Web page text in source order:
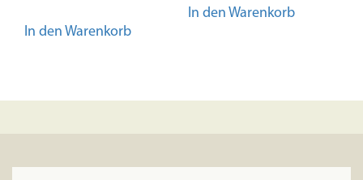
In den Warenkorb
In den Warenkorb